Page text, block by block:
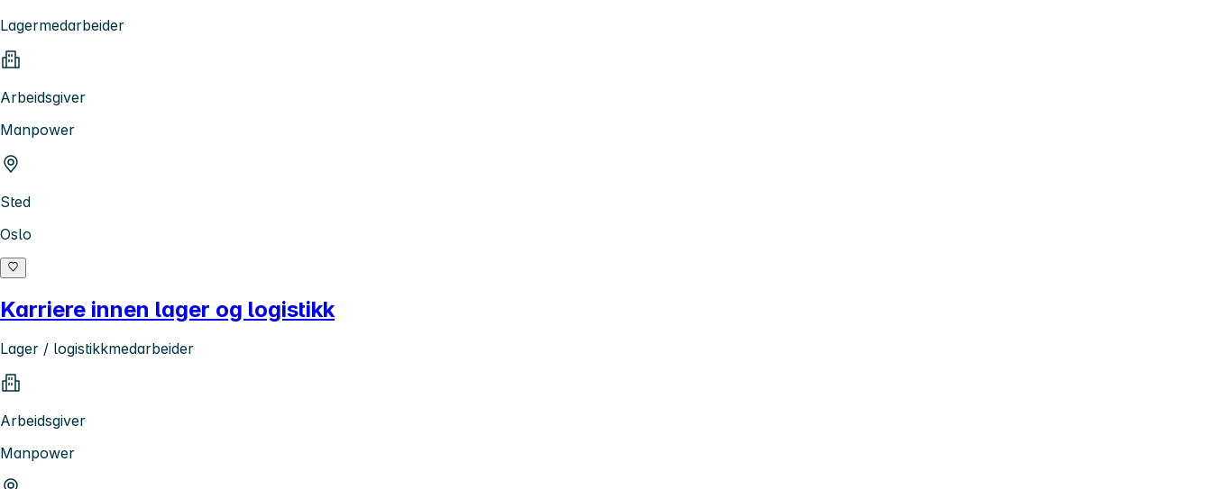
Lagermedarbeider
Arbeidsgiver
Manpower
Sted
Oslo
Karriere innen lager og logistikk
Lager / logistikkmedarbeider
Arbeidsgiver
Manpower